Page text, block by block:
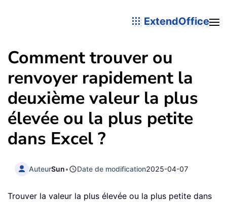
ExtendOffice
Comment trouver ou
renvoyer rapidement la
deuxième valeur la plus
élevée ou la plus petite
dans Excel ?
AuteurSun• Date de modification2025-04-07
Trouver la valeur la plus élevée ou la plus petite dans